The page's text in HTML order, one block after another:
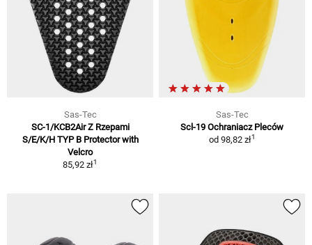
Sas-Tec
SC-1/KCB2Air Z Rzepami
S/E/K/H TYP B Protector with
Velcro
85,92 zł1
Sas-Tec
Scl-19 Ochraniacz Pleców
od 98,82 zł1